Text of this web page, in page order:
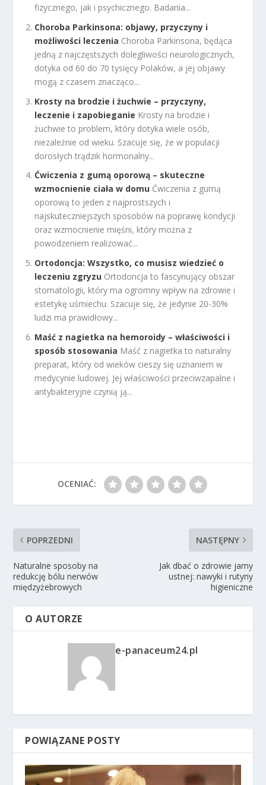
fizycznego, jak i psychicznego. Badania...
Choroba Parkinsona: objawy, przyczyny i
możliwości leczenia Choroba Parkinsona, będąca
jedną z najczęstszych dolegliwości neurologicznych,
dotyka od 60 do 70 tysięcy Polaków, a jej objawy
mogą z czasem znacząco...
Krosty na brodzie i żuchwie – przyczyny,
leczenie i zapobieganie Krosty na brodzie i
żuchwie to problem, który dotyka wiele osób,
niezależnie od wieku. Szacuje się, że w populacji
dorosłych trądzik hormonalny...
Ćwiczenia z gumą oporową – skuteczne
wzmocnienie ciała w domu Ćwiczenia z gumą
oporową to jeden z najprostszych i
najskuteczniejszych sposobów na poprawę kondycji
oraz wzmocnienie mięśni, który można z
powodzeniem realizować...
Ortodoncja: Wszystko, co musisz wiedzieć o
leczeniu zgryzu Ortodoncja to fascynujący obszar
stomatologii, który ma ogromny wpływ na zdrowie i
estetykę uśmiechu. Szacuje się, że jedynie 20-30%
ludzi ma prawidłowy...
Maść z nagietka na hemoroidy – właściwości i
sposób stosowania Maść z nagietka to naturalny
preparat, który od wieków cieszy się uznaniem w
medycynie ludowej. Jej właściwości przeciwzapalne i
antybakteryjne czynią ją...
OCENIAĆ:
POPRZEDNI
Naturalne sposoby na
redukcję bólu nerwów
międzyżebrowych
NASTĘPNY
Jak dbać o zdrowie jamy
ustnej: nawyki i rutyny
higieniczne
O AUTORZE
e-panaceum24.pl
POWIĄZANE POSTY